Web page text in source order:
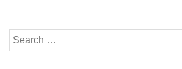
Search
for: